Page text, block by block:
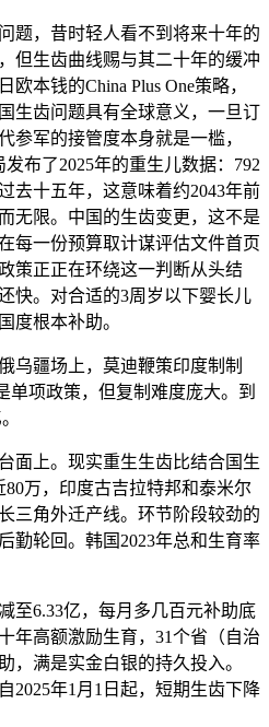
，昔时轻人看不到将来十年的
但生齿曲线赐与其二十年的缓冲
本钱的China Plus One策略，
生齿问题具有全球意义，一旦订
参军的接管度本身就是一槛，
布了2025年的重生儿数据：792
去十五年，这意味着约2043年前
无限。中国的生齿变更，这不是
每一份预算取计谋评估文件首页
策正正在环绕这一判断从头结
快。对合适的3周岁以下婴长儿
度根本补助。
疆场上，莫迪鞭策印度制制
单项政策，但复制难度庞大。到
上。现实重生生齿比结合国生
万，印度古吉拉特邦和泰米尔
三角外迁产线。环节阶段较劲的
勤轮回。韩国2023年总和生育率
6.33亿，每月多几百元补助底
年高额激励生育，31个省（自治
，满是实金白银的持久投入。
2025年1月1日起，短期生齿下降